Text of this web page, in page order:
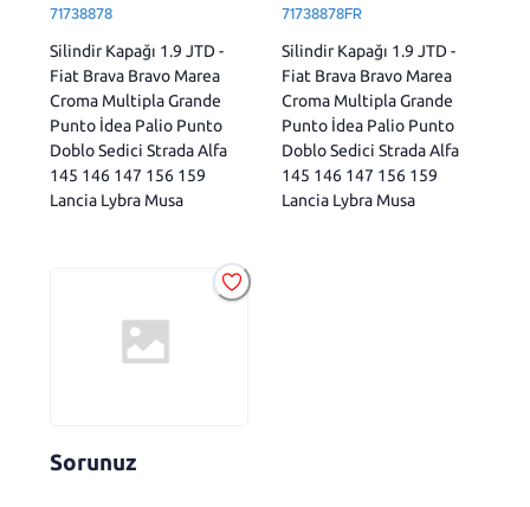
71738878
Silindir Kapağı 1.9 JTD -
Fiat Brava Bravo Marea
Croma Multipla Grande
Punto İdea Palio Punto
Doblo Sedici Strada Alfa
145 146 147 156 159
Lancia Lybra Musa
71738878FR
Silindir Kapağı 1.9 JTD -
Fiat Brava Bravo Marea
Croma Multipla Grande
Punto İdea Palio Punto
Doblo Sedici Strada Alfa
145 146 147 156 159
Lancia Lybra Musa
Sorunuz